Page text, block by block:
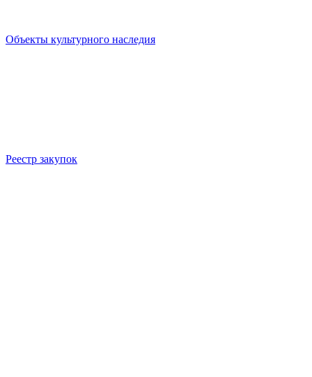
Объекты культурного наследия
Реестр закупок